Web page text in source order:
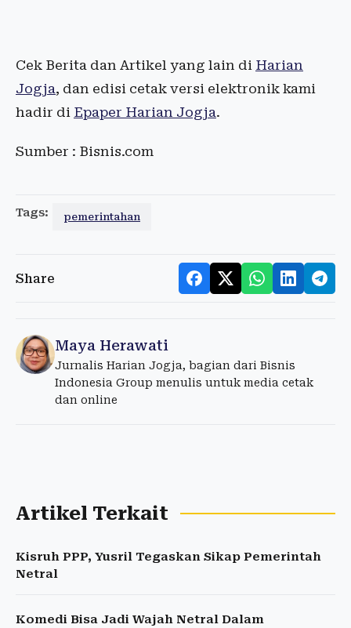
Cek Berita dan Artikel yang lain di Harian
Jogja, dan edisi cetak versi elektronik kami
hadir di Epaper Harian Jogja.
Sumber : Bisnis.com
Tags: pemerintahan
Share
Maya Herawati
Jurnalis Harian Jogja, bagian dari Bisnis
Indonesia Group menulis untuk media cetak
dan online
Artikel Terkait
Kisruh PPP, Yusril Tegaskan Sikap Pemerintah
Netral
Komedi Bisa Jadi Wajah Netral Dalam